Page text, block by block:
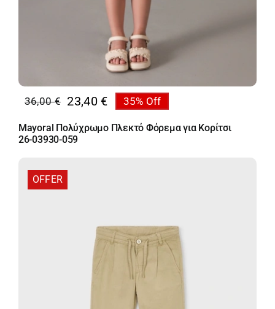
36,00€
Original
price
was:
23,40 €
Η
τρέχουσα
τιμή
23,40 €.
35% Off
Mayoral Πολύχρωμο Πλεκτό Φόρεμα για Κορίτσι
26-03930-059
OFFER